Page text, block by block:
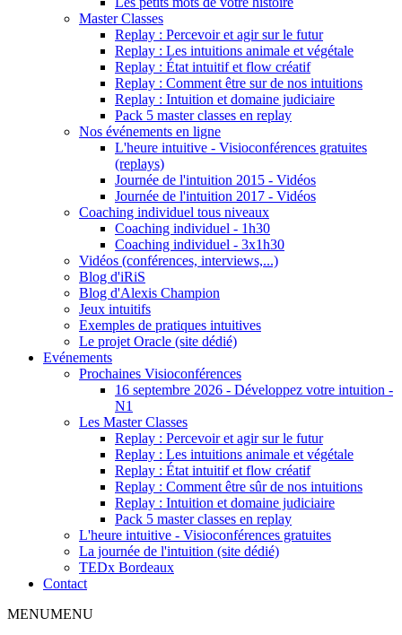
Master Classes
Replay : Percevoir et agir sur le futur
Replay : Les intuitions animale et végétale
Replay : État intuitif et flow créatif
Replay : Comment être sur de nos intuitions
Replay : Intuition et domaine judiciaire
Pack 5 master classes en replay
Nos événements en ligne
L'heure intuitive - Visioconférences gratuites
(replays)
Journée de l'intuition 2015 - Vidéos
Journée de l'intuition 2017 - Vidéos
Coaching individuel tous niveaux
Coaching individuel - 1h30
Coaching individuel - 3x1h30
Vidéos (conférences, interviews,...)
Blog d'iRiS
Blog d'Alexis Champion
Jeux intuitifs
Exemples de pratiques intuitives
Le projet Oracle (site dédié)
Evénements
Prochaines Visioconférences
16 septembre 2026 - Développez votre intuition -
N1
Les Master Classes
Replay : Percevoir et agir sur le futur
Replay : Les intuitions animale et végétale
Replay : État intuitif et flow créatif
Replay : Comment être sûr de nos intuitions
Replay : Intuition et domaine judiciaire
Pack 5 master classes en replay
L'heure intuitive - Visioconférences gratuites
La journée de l'intuition (site dédié)
TEDx Bordeaux
Contact
MENUMENU